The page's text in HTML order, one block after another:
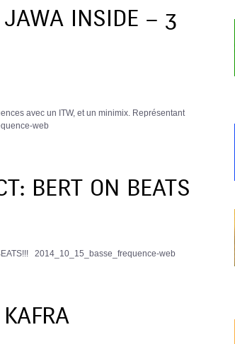
JAWA INSIDE – 3
avec un ITW, et un minimix. Représentant
web
BERT ON BEATS
2014_10_15_basse_frequence-web